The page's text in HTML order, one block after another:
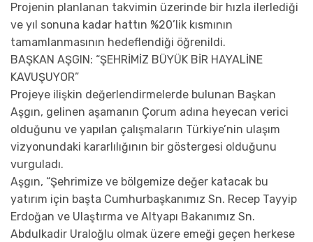
Projenin planlanan takvimin üzerinde bir hızla ilerlediği
ve yıl sonuna kadar hattın %20’lik kısmının
tamamlanmasının hedeflendiği öğrenildi.
BAŞKAN AŞGIN: “ŞEHRİMİZ BÜYÜK BİR HAYALİNE
KAVUŞUYOR”
Projeye ilişkin değerlendirmelerde bulunan Başkan
Aşgın, gelinen aşamanın Çorum adına heyecan verici
olduğunu ve yapılan çalışmaların Türkiye’nin ulaşım
vizyonundaki kararlılığının bir göstergesi olduğunu
vurguladı.
Aşgın, “Şehrimize ve bölgemize değer katacak bu
yatırım için başta Cumhurbaşkanımız Sn. Recep Tayyip
Erdoğan ve Ulaştırma ve Altyapı Bakanımız Sn.
Abdulkadir Uraloğlu olmak üzere emeği geçen herkese